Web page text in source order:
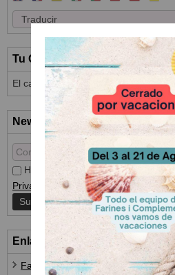
Tu Carrito (0)
El carrito de la compra está vacío
Newsletter
He leído y acepto el Tratamiento
Privacidad
Enlaces
Farines i Complements